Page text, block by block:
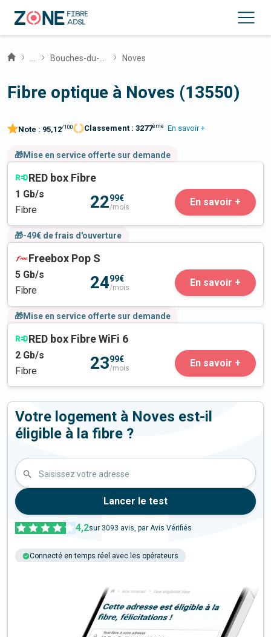
Noves
Fibre optique à Noves (13550)
Note : 95,12/100 Classement : 3277ème En savoir +
🎁Mise en service offerte sur demande
RED box Fibre
1 Gb/s
Fibre
2299€
/mois En savoir +
🎁-49€ de frais d'ouverture
Freebox Pop S
5 Gb/s
Fibre
2499€
/mois En savoir +
🎁Mise en service offerte sur demande
RED box Fibre WiFi 6
2 Gb/s
Fibre
2399€
/mois En savoir +
Votre logement à Noves est-il
éligible à la fibre ?
Saisissez votre adresse
Lancer le test
4,2sur 3093 avis, par Avis Vérifiés
Connecté en temps réel avec les opérateurs